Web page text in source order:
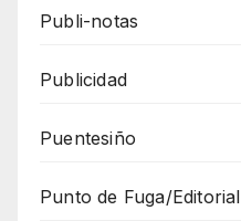
Publi-notas
Publicidad
Puentesiño
Punto de Fuga/Editorial